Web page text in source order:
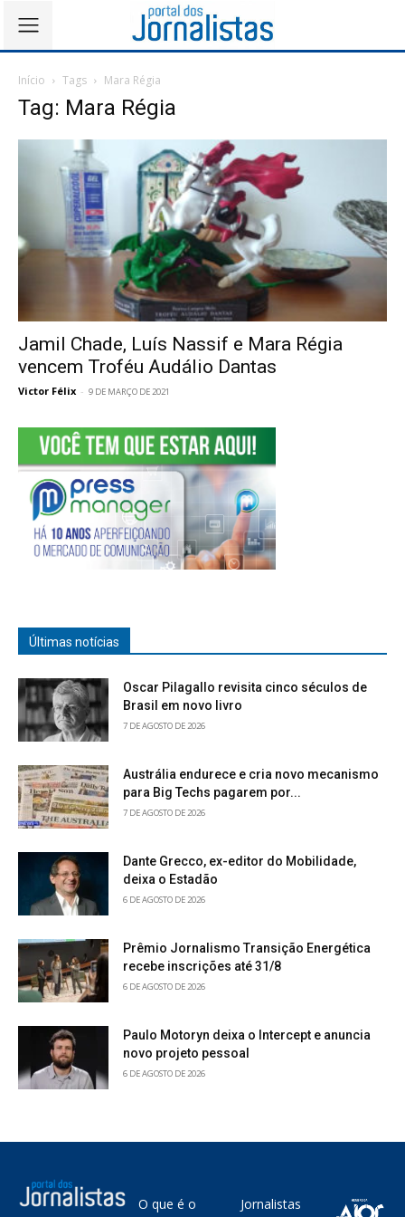
Início Tags Mara Régia
Tag: Mara Régia
Jamil Chade, Luís Nassif e Mara Régia
vencem Troféu Audálio Dantas
Victor Félix - 9 DE MARÇO DE 2021
Últimas notícias
Oscar Pilagallo revisita cinco séculos de
Brasil em novo livro
7 DE AGOSTO DE 2026
Austrália endurece e cria novo mecanismo
para Big Techs pagarem por...
7 DE AGOSTO DE 2026
Dante Grecco, ex-editor do Mobilidade,
deixa o Estadão
6 DE AGOSTO DE 2026
Prêmio Jornalismo Transição Energética
recebe inscrições até 31/8
6 DE AGOSTO DE 2026
Paulo Motoryn deixa o Intercept e anuncia
novo projeto pessoal
6 DE AGOSTO DE 2026
O que é o Jornalistas